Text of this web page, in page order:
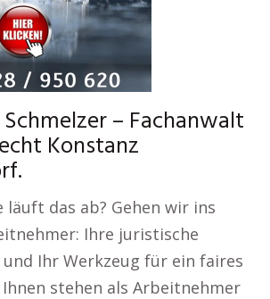
– Fachanwalt
Konstanz
läuft das ab? Gehen wir ins
Ihre juristische
Ihr Werkzeug für ein faires
stehen als Arbeitnehmer